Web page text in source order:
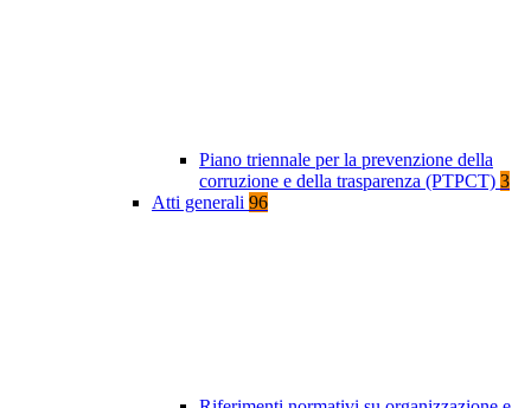
Piano triennale per la prevenzione della
corruzione e della trasparenza (PTPCT) 3
Atti generali 96